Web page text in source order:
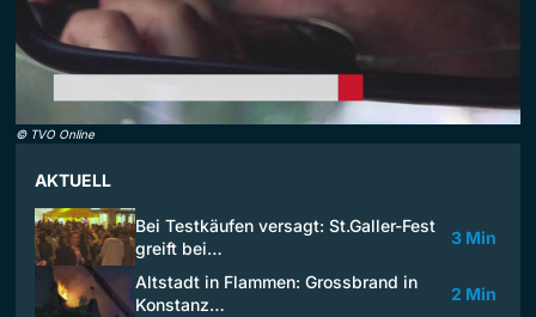
© TVO Online
AKTUELL
Bei Testkäufen versagt: St.Galler-Fest
greift bei…
3 Min
Altstadt in Flammen: Grossbrand in
Konstanz…
2 Min